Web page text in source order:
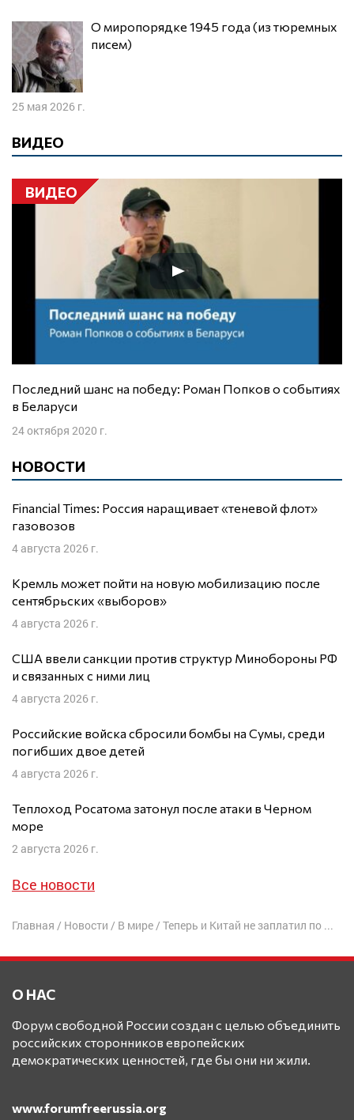
О миропорядке 1945 года (из тюремных
писем)
25 мая 2026 г.
ВИДЕО
ВИДЕО
Последний шанс на победу: Роман Попков о событиях
в Беларуси
24 октября 2020 г.
НОВОСТИ
Financial Times: Россия наращивает «теневой флот»
газовозов
4 августа 2026 г.
Кремль может пойти на новую мобилизацию после
сентябрьских «выборов»
4 августа 2026 г.
США ввели санкции против структур Минобороны РФ
и связанных с ними лиц
4 августа 2026 г.
Российские войска сбросили бомбы на Сумы, среди
погибших двое детей
4 августа 2026 г.
Теплоход Росатома затонул после атаки в Черном
море
2 августа 2026 г.
Все новости
Главная / Новости / В мире/ Теперь и Китай не заплатил по давно затеянной Кремлем сделке с акциями «Роснефти»
О НАС
Форум свободной России создан с целью объединить
российских сторонников европейских
демократических ценностей, где бы они ни жили.
www.forumfreerussia.org